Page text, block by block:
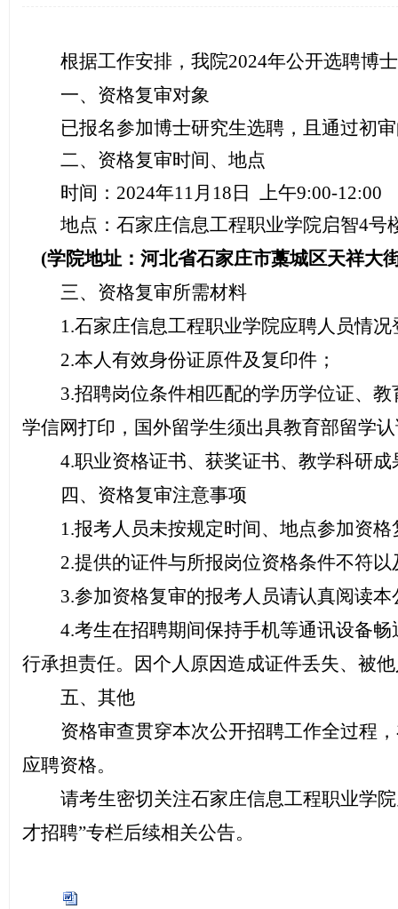
根据工作安排，我院2024年公开选聘博
一、资格复审对象
已报名参加博士研究生选聘 ，且通过初
二、资格复审时间、地点
时间： 2024年11月 18日 上午9:00-12:00
地点：石家庄信息工程职业学院启智4号
(学院地址：河北省石家庄市藁城区天祥大
三、资格复审所需材料
1.石家庄信息工程职业学院应聘人员情
2.本人有效身份证原件及复印件；
3.招聘岗位条件相匹配的学历学位证、
学信网打印，国外留学生须出具教育部留学
4.职业资格证书、获奖证书、教学科研
四、资格复审注意事项
1.报考人员未按规定时间、地点参加资
2.提供的证件与所报岗位资格条件不符
3.参加资格复审的报考人员请认真阅读
4.考生在招聘期间保持手机等通讯设备
行承担责任。因个人原因造成证件丢失、被
五、其他
资格审查贯穿本次公开招聘工作全过程
应聘资格。
请考生密切关注石家庄信息工程职业学
才招聘”专栏后续相关公告。